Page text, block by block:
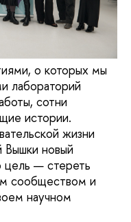
о которых мы
лабораторий
сотни
истории.
жизни
Вышки новый
цель — стереть
сообществом и
научном